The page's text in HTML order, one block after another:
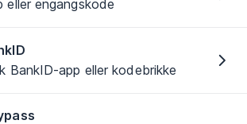
eller engangskode
BankID-app eller kodebrikke